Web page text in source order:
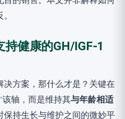
健康的GH/IGF-1
方案，那什么才是？关键在
该轴，而是维持其与年龄相适
保持生长与维护之间的微妙平